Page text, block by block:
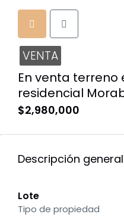
VENTA
En venta terreno
residencial
$2,980,000
Descripción general
Lote
Tipo de propiedad